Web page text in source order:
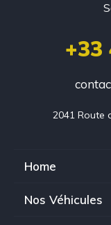
+33
2041 Route
Home
Nos Véhicules